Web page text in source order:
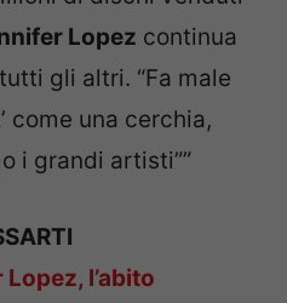
Lopez continua
gli altri. “Fa male
come una cerchia,
i grandi artisti””
l’abito